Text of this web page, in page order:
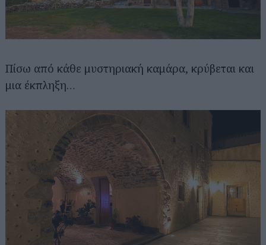
Πίσω από κάθε μυστηριακή καμάρα, κρύβεται και
μια έκπληξη…